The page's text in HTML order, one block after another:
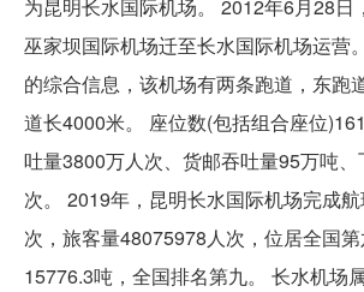
为昆明长水国际机场。 2012年6月28日
巫家坝国际机场迁至长水国际机场运营
的综合信息，该机场有两条跑道，东跑
道长4000米。 座位数(包括组合座位
吐量3800万人次、货邮吞吐量95万吨
次。 2019年，昆明长水国际机场完成
次，旅客量48075978人次，位居全国
15776.3吨，全国排名第九。 长水机场